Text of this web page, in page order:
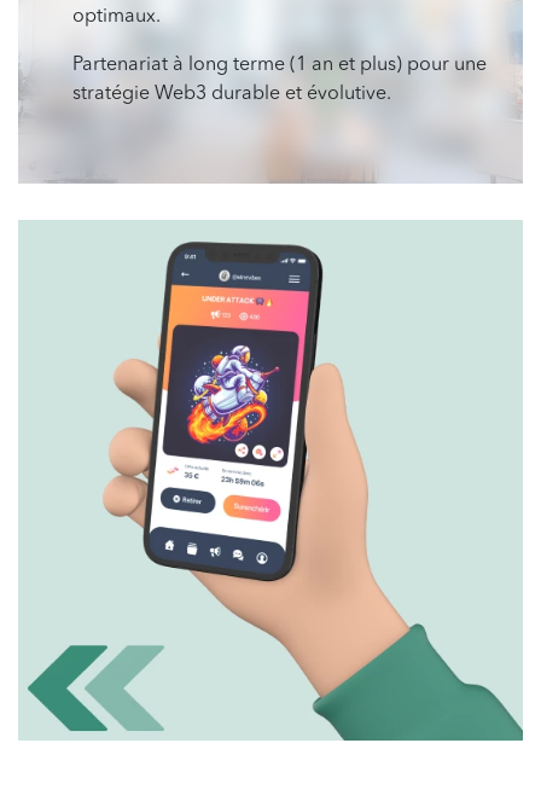
optimaux.
Partenariat à long terme (1 an et plus) pour une
stratégie Web3 durable et évolutive.